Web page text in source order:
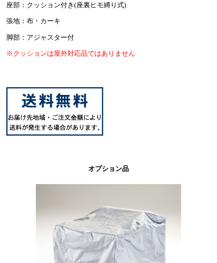
座部：クッション付き(座裏ヒモ縛り式)
張地：布・カーキ
脚部：アジャスター付
※クッションは屋外対応品ではありません
オプション品